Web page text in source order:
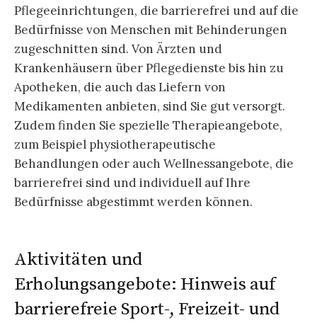
Pflegeeinrichtungen, die barrierefrei und auf die
Bedürfnisse von Menschen mit Behinderungen
zugeschnitten sind. Von Ärzten und
Krankenhäusern über Pflegedienste bis hin zu
Apotheken, die auch das Liefern von
Medikamenten anbieten, sind Sie gut versorgt.
Zudem finden Sie spezielle Therapieangebote,
zum Beispiel physiotherapeutische
Behandlungen oder auch Wellnessangebote, die
barrierefrei sind und individuell auf Ihre
Bedürfnisse abgestimmt werden können.
Aktivitäten und
Erholungsangebote: Hinweis auf
barrierefreie Sport-, Freizeit- und